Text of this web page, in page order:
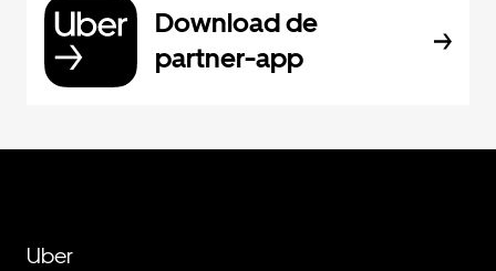
Download de
partner-app
Uber